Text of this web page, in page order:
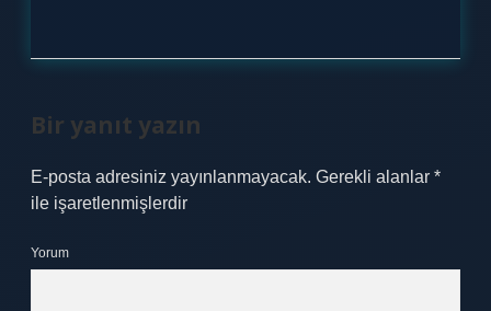
Bir yanıt yazın
E-posta adresiniz yayınlanmayacak. Gerekli alanlar *
ile işaretlenmişlerdir
Yorum